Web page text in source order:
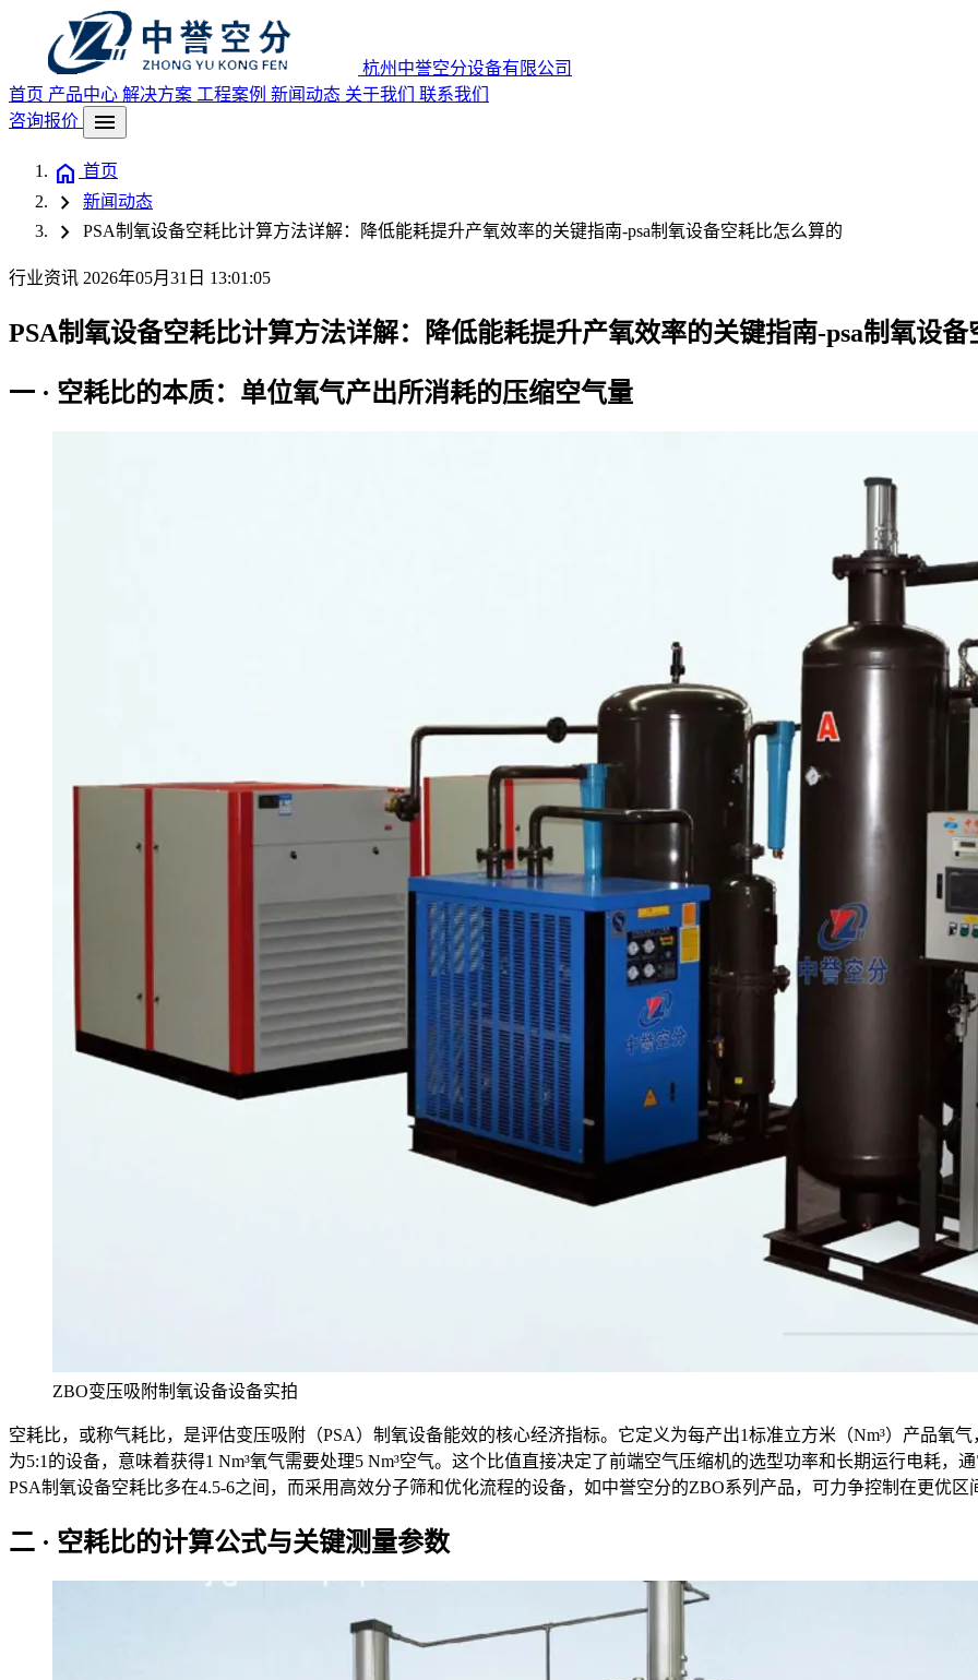
杭州中誉空分设备有限公司
首页 产品中心 解决方案 工程案例 新闻动态 关于我们 联系我们
咨询报价
menu
home 首页
chevron_right 新闻动态
chevron_right PSA制氧设备空耗比计算方法详解：降低能耗提升产氧效率的关键指南-psa制氧设备空耗比怎么算的
行业资讯 2026年05月31日 13:01:05
PSA制氧设备空耗比计算方法详解：降低能耗提升产氧效率的关键指南-psa制氧设
一 · 空耗比的本质：单位氧气产出所消耗的压缩空气量
ZBO变压吸附制氧设备设备实拍
空耗比，或称气耗比，是评估变压吸附（PSA）制氧设备能效的核心经济指标。它定义为每产出1标准立方米（Nm³）产品氧
为5:1的设备，意味着获得1 Nm³氧气需要处理5 Nm³空气。这个比值直接决定了前端空气压缩机的选型功率和长期运行电耗，
PSA制氧设备空耗比多在4.5-6之间，而采用高效分子筛和优化流程的设备，如中誉空分的ZBO系列产品，可力争控制在更优区
二 · 空耗比的计算公式与关键测量参数